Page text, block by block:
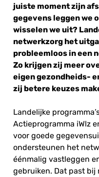
juiste moment zijn
gegevens leggen we
wisselen we uit?
netwerkzorg het
probleemloos in een
Zo krijgen zij meer
eigen gezondheids-
zij betere keuzes
Landelijke
Actieprogramma iWlz
voor goede
ondersteunen het
éénmalig vastleggen
gebruiken. Dat past